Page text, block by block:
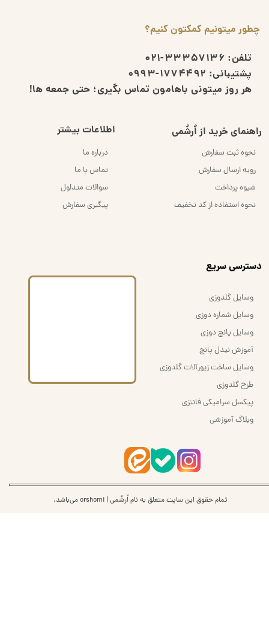
چطور میتونیم کمکتون کنیم؟
تلفن: 33357136-021
پشتیبانی: 1774492-0993
هر روز میتونی باهامون تماس بگیری؛ حتی جمعه ها!
راهنمای خرید از اُرشُمی
نحوه ثبت سفارش
رویه ارسال سفارش
شیوه پرداخت
نحوه استفاده از کد تخفیف
اطلاعات بیشتر
درباره ما
تماس با ما
سوالات متداول
پیگیری سفارش
تمام حقوق این سایت متعلق به نام اُرشُمی | orshomi می‌باشد.
​دسترسی سریع
وسایل گلدوزی
وسایل شماره دوزی
وسایل پانچ دوزی
آموزش نیدل پانچ
وسایل ساخت زیورآلات گلدوزی
طرح گلدوزی
پیکسل سرامیکی فانتزی
وبلاگ آموزشی